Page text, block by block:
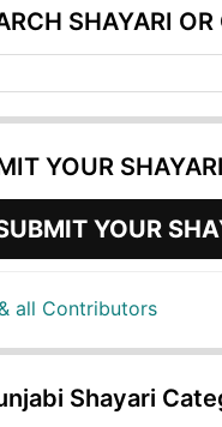
SHAYARI OR
YOUR
YOUR
all Contributors
Shayari